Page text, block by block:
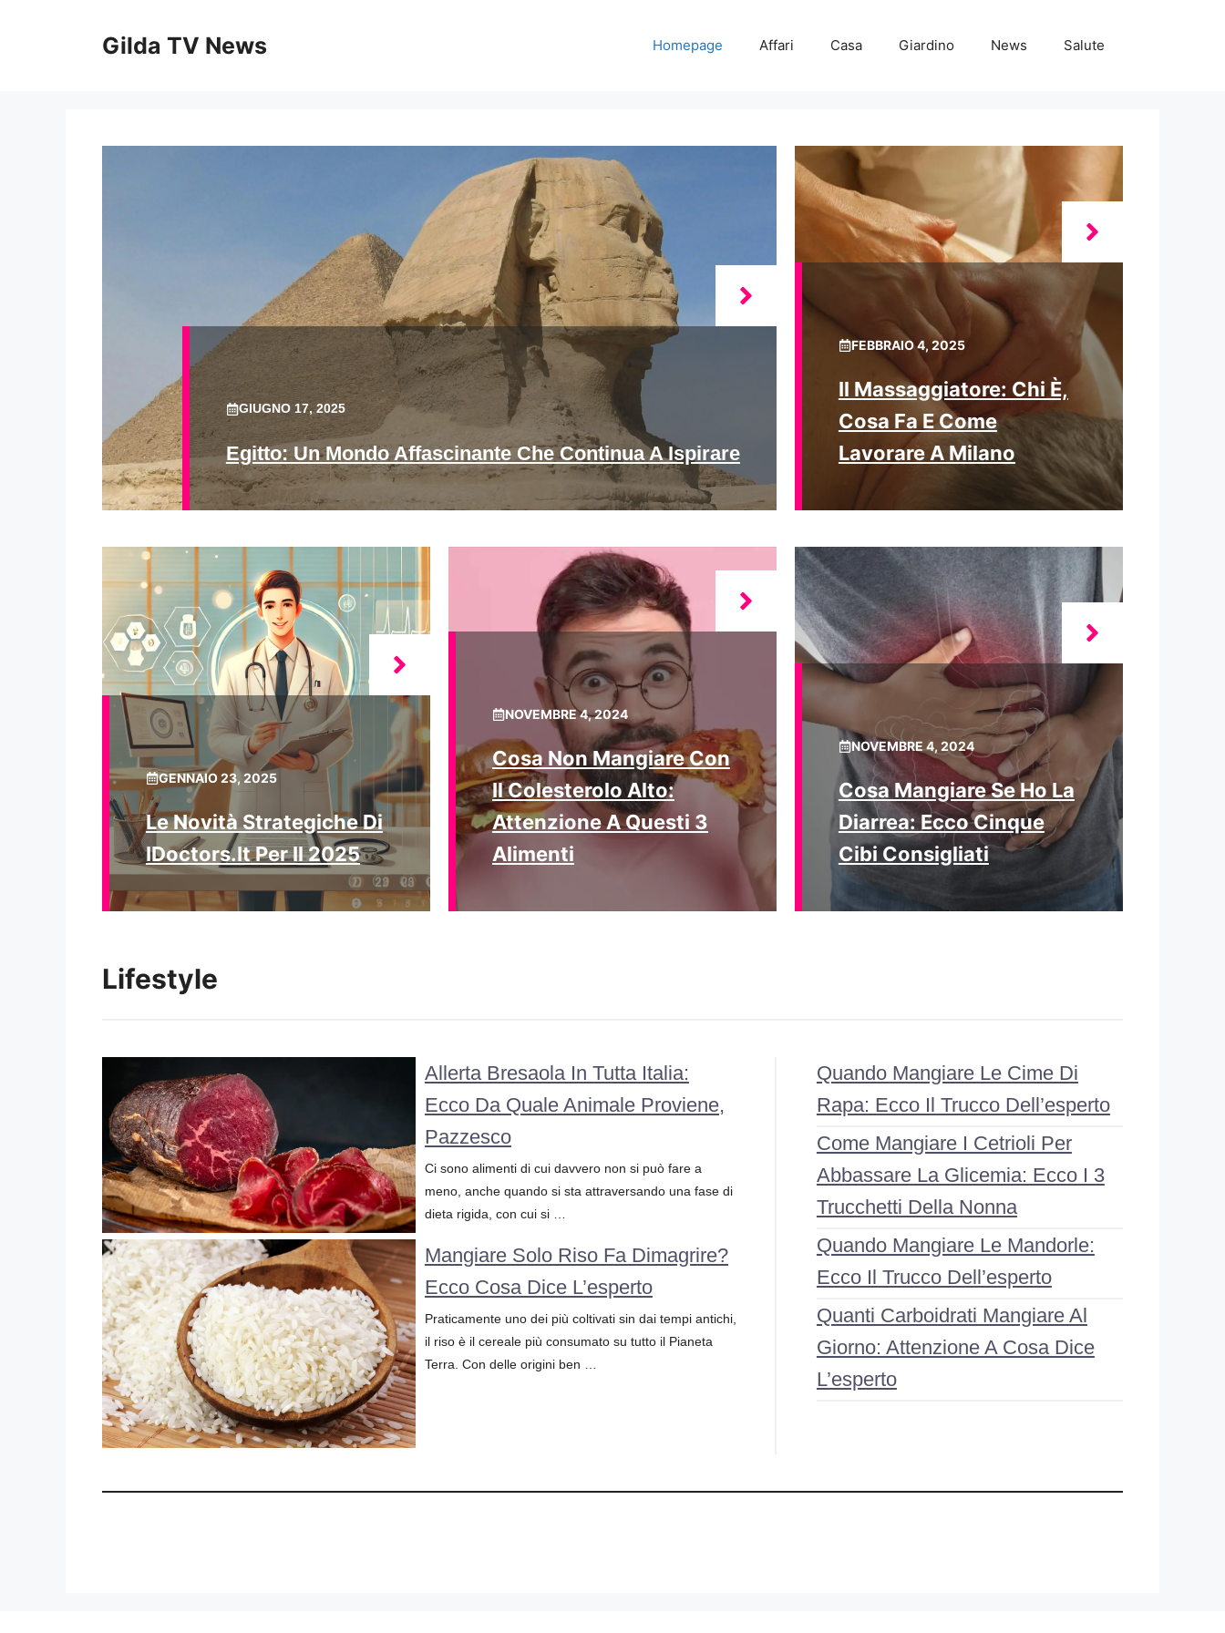
Gilda TV News Homepage Affari Casa Giardino News Salute
GIUGNO 17, 2025
Egitto: Un Mondo Affascinante Che Continua A Ispirare
FEBBRAIO 4, 2025
Il Massaggiatore: Chi È,
Cosa Fa E Come
Lavorare A Milano
GENNAIO 23, 2025
Le Novità Strategiche Di
IDoctors.it Per Il 2025
NOVEMBRE 4, 2024
Cosa Non Mangiare Con
Il Colesterolo Alto:
Attenzione A Questi 3
Alimenti
NOVEMBRE 4, 2024
Cosa Mangiare Se Ho La
Diarrea: Ecco Cinque
Cibi Consigliati
Lifestyle
Allerta Bresaola In Tutta Italia:
Ecco Da Quale Animale Proviene,
Pazzesco
Ci sono alimenti di cui davvero non si può fare a
meno, anche quando si sta attraversando una fase di
dieta rigida, con cui si …
Mangiare Solo Riso Fa Dimagrire?
Ecco Cosa Dice L’esperto
Praticamente uno dei più coltivati sin dai tempi antichi,
il riso è il cereale più consumato su tutto il Pianeta
Terra. Con delle origini ben …
Quando Mangiare Le Cime Di
Rapa: Ecco Il Trucco Dell’esperto
Come Mangiare I Cetrioli Per
Abbassare La Glicemia: Ecco I 3
Trucchetti Della Nonna
Quando Mangiare Le Mandorle:
Ecco Il Trucco Dell’esperto
Quanti Carboidrati Mangiare Al
Giorno: Attenzione A Cosa Dice
L’esperto